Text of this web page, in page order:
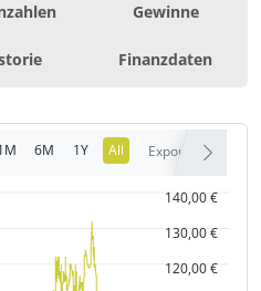
Gewinne
Finanzdaten
6M 1Y All Export
120,00 €
130,00 €
140,00 €